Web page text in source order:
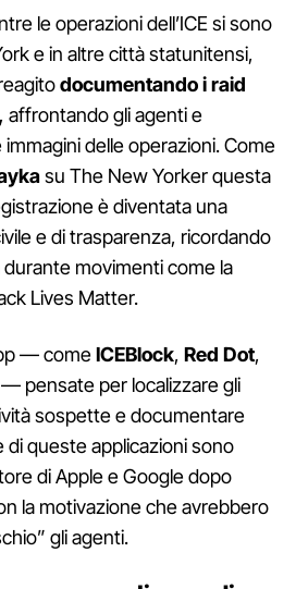
le operazioni dell’ICE si sono
e in altre città statunitensi,
documentando i raid
affrontando gli agenti e
delle operazioni. Come
su The New Yorker questa
è diventata una
e di trasparenza, ricordando
durante movimenti come la
Lives Matter.
— comeICEBlock, Red Dot,
— pensate per localizzare gli
sospette e documentare
di queste applicazioni sono
di Apple e Google dopo
la motivazione che avrebbero
gli agenti.